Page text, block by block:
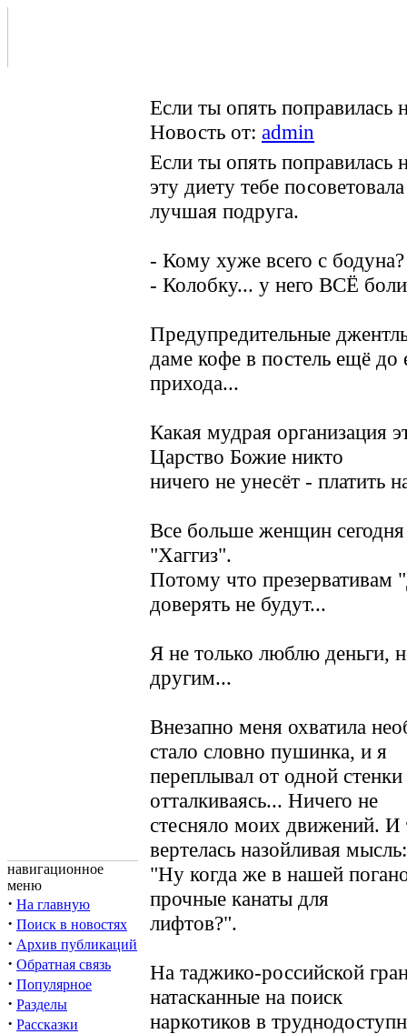
навигационное
меню
· На главную
· Поиск в новостях
· Архив публикаций
· Обратная связь
· Популярное
· Разделы
· Рассказки
Если ты опять поправилась
Новость от: admin
Если ты опять поправилась
эту диету тебе посоветовала
лучшая подруга.
- Кому хуже всего с бодуна?
- Колобку... у него ВСЁ
Предупредительные
даме кофе в постель ещё до
прихода...
Какая мудрая организация
Царство Божие никто
ничего не унесёт - платить
Все больше женщин
"Хаггиз".
Потому что
доверять не будут...
Я не только люблю деньги,
другим...
Внезапно меня охватила
стало словно пушинка, и я
переплывал от одной стенки
отталкиваясь... Ничего не
стесняло моих движений. И
вертелась назойливая мысль:
"Ну когда же в нашей
прочные канаты для
лифтов?".
На таджико-российской
натасканные на поиск
наркотиков в